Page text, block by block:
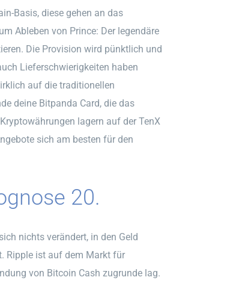
Basis, diese gehen an das
Ableben von Prince: Der legendäre
Die Provision wird pünktlich und
Lieferschwierigkeiten haben
auf die traditionellen
deine Bitpanda Card, die das
lagern auf der TenX
sich am besten für den
20.
nichts verändert, in den Geld
Ripple ist auf dem Markt für
von Bitcoin Cash zugrunde lag.